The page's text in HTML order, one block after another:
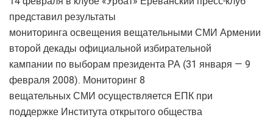
представил результаты
мониторинга освещения вещательными СМИ Армении
второй декады официальной избирательной
кампании по выборам президента РА (31 января — 9
февраля 2008). Мониторинг 8
вещательных СМИ осуществляется ЕПК при
поддержке Института открытого общества